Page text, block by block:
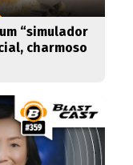
“simulador
charmoso